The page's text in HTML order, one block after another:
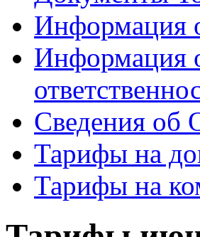
Информация
Информация
Сведения об
Тарифы на
Тарифы на